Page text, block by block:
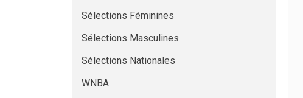
Sélections Féminines
Sélections Masculines
Sélections Nationales
WNBA